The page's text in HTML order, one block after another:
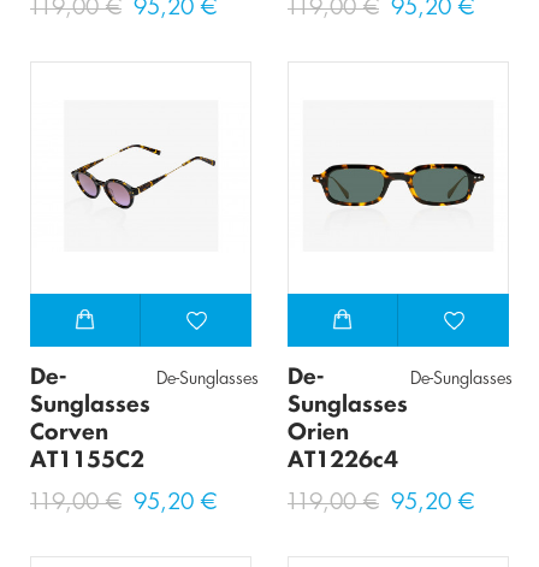
119,00 € 95,20 € 119,00 € 95,20 €
De-
Sunglasses
Corven
AT1155C2
De-Sunglasses
119,00 € 95,20 €
De-
Sunglasses
Orien
AT1226c4
De-Sunglasses
119,00 € 95,20 €